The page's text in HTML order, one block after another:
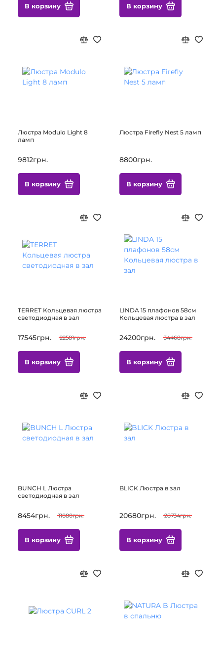
В корзину В корзину
Люстра Modulo Light 8
ламп
9812грн.
В корзину
Люстра Firefly Nest 5 ламп
8800грн.
В корзину
TERRET Кольцевая люстра
светодиодная в зал
17545грн. 22581грн.
В корзину
LINDA 15 плафонов 58см
Кольцевая люстра в зал
24200грн. 34468грн.
В корзину
BUNCH L Люстра
светодиодная в зал
8454грн. 11080грн.
В корзину
BLICK Люстра в зал
20680грн. 28734грн.
В корзину